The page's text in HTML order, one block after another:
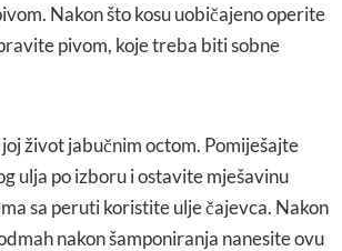
Nakon što kosu uobičajeno operite
pivom, koje treba biti sobne
život jabučnim octom. Pomiješajte
ulja po izboru i ostavite mješavinu
sa peruti koristite ulje čajevca. Nakon
nakon šamponiranja nanesite ovu